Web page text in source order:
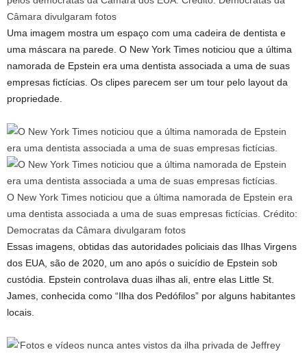
Câmara divulgaram fotos
Uma imagem mostra um espaço com uma cadeira de dentista e
uma máscara na parede. O New York Times noticiou que a última
namorada de Epstein era uma dentista associada a uma de suas
empresas fictícias. Os clipes parecem ser um tour pelo layout da
propriedade.
O New York Times noticiou que a última namorada de Epstein era
uma dentista associada a uma de suas empresas fictícias. Crédito:
Democratas da Câmara divulgaram fotos
Essas imagens, obtidas das autoridades policiais das Ilhas Virgens
dos EUA, são de 2020, um ano após o suicídio de Epstein sob
custódia. Epstein controlava duas ilhas ali, entre elas Little St.
James, conhecida como “Ilha dos Pedófilos” por alguns habitantes
locais.